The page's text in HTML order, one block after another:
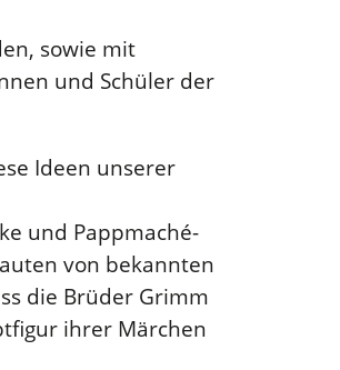
sowie mit
und Schüler der
Ideen unserer
und Pappmaché-
von bekannten
die Brüder Grimm
ihrer Märchen